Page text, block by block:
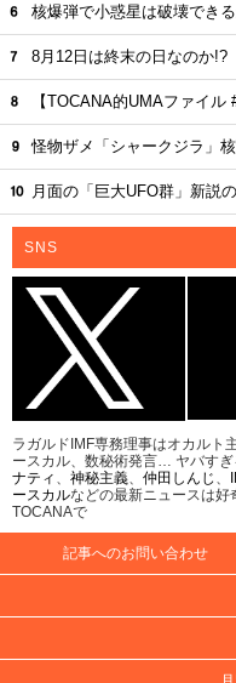
核爆弾で小惑星は破壊でき
8月12日は終末の日なのか!?
【TOCANA的UMAファイル
怪物ザメ「シャークジラ」
月面の「巨大UFO群」新説
SNS
ラガルドIMF専務理事はオカルト
ースカル、数秘術発言… ヤバすぎ
ナティ
神秘主義 仲田しんじ
ースカルなどの最新ニュースは好
TOCANAで
記事へのお問い合わせ